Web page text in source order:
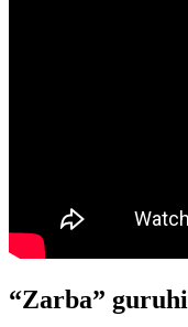
“Zarba” guruhi